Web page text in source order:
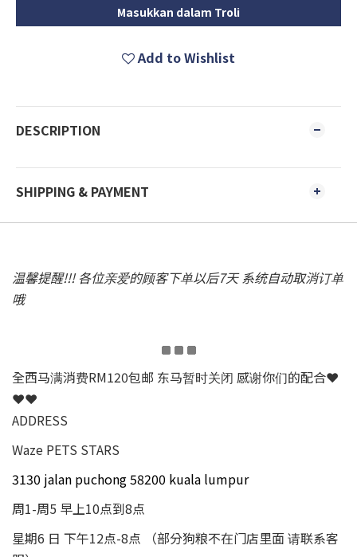
Masukkan dalam Troli
Add to Wishlist
DESCRIPTION
SHIPPING & PAYMENT
温馨提醒!!! 各位亲爱的顾客下单以后7天 系统自动取消订单
哦
全西马满消费RM120包邮 东马暂时关闭 感谢你们的配合❤
❤❤
ADDRESS
Waze PETS STARS
3130 jalan puchong 58200 kuala lumpur
周1-周5 早上10点到8点
星期6 日 下午12点-8点 （部分狗粮不在门店里面 请联系客